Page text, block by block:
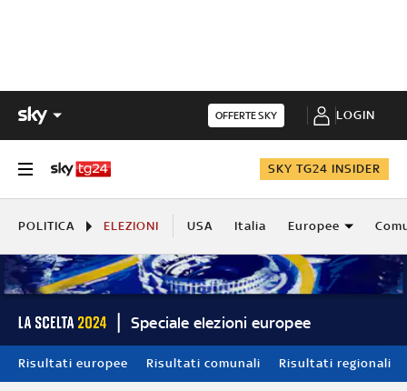
OFFERTE SKY LOGIN
SKY TG24 INSIDER
POLITICA ELEZIONI USA Italia Europee
Speciale elezioni europee
Risultati europee Risultati comunali Risultati regionali